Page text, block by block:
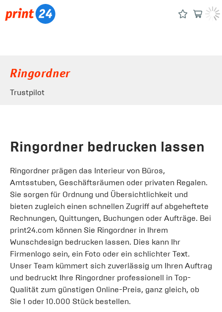
Ringordner
Trustpilot
Ringordner bedrucken lassen
Ringordner prägen das Interieur von Büros,
Amtsstuben, Geschäftsräumen oder privaten Regalen.
Sie sorgen für Ordnung und Übersichtlichkeit und
bieten zugleich einen schnellen Zugriff auf abgeheftete
Rechnungen, Quittungen, Buchungen oder Aufträge. Bei
print24.com können Sie Ringordner in Ihrem
Wunschdesign bedrucken lassen. Dies kann Ihr
Firmenlogo sein, ein Foto oder ein schlichter Text.
Unser Team kümmert sich zuverlässig um Ihren Auftrag
und bedruckt Ihre Ringordner professionell in Top-
Qualität zum günstigen Online-Preis, ganz gleich, ob
Sie 1 oder 10.000 Stück bestellen.